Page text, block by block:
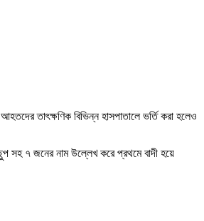
তাৎক্ষণিক বিভিন্ন হাসপাতালে ভর্তি করা হলেও
৭ জনের নাম উল্লেখ করে প্রথমে বাদী হয়ে